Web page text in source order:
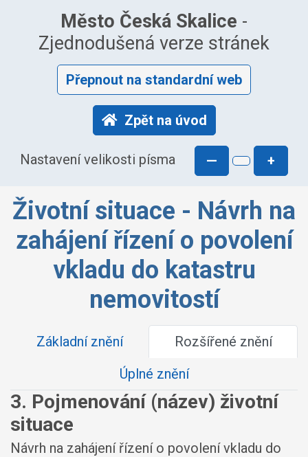
Město Česká Skalice -
Zjednodušená verze stránek
Přepnout na standardní web
Zpět na úvod
Nastavení velikosti písma — +
Životní situace - Návrh na
zahájení řízení o povolení
vkladu do katastru
nemovitostí
Základní znění
Rozšířené znění
Úplné znění
3. Pojmenování (název) životní
situace
Návrh na zahájení řízení o povolení vkladu do